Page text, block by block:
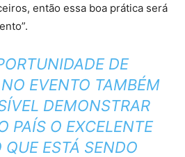
então essa boa prática será
DE
EVENTO TAMBÉM
DEMONSTRAR
PAÍS O EXCELENTE
QUE ESTÁ SENDO